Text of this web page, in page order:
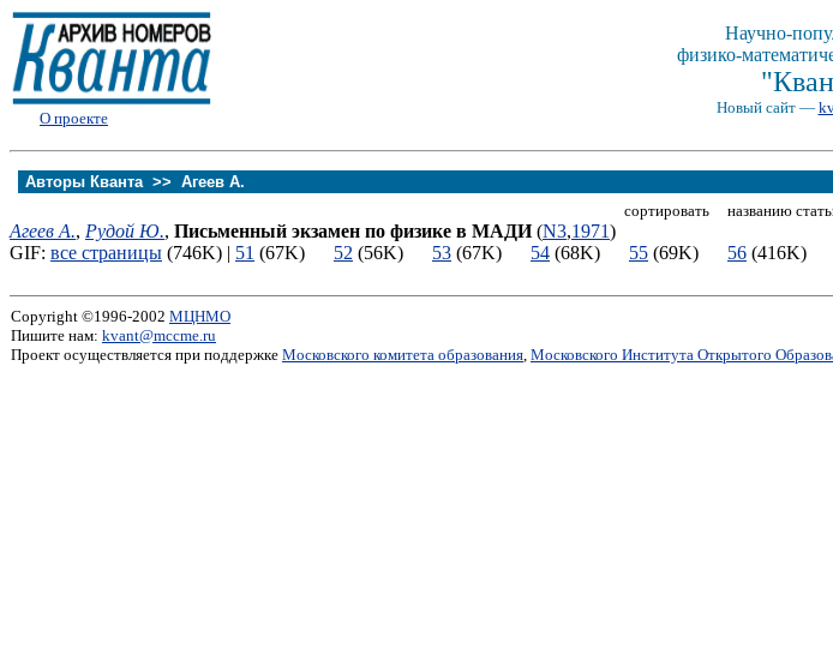
О проекте
Научно-
физико-
Новый сайт —
Авторы Кванта >> Агеев А.
сортировать названию
Агеев А., Рудой Ю., Письменный экзамен по физике в МАДИ(N3,1971)
GIF: все страницы (746K) | 51 (67K) 52 (56K) 53 (67K) 54 (68K) 55 (69K) 56 (416K)
Copyright ©1996-2002 МЦНМО
Пишите нам: kvant@mccme.ru
Проект осуществляется при поддержке Московского комитета образования, Московского Института Открытого